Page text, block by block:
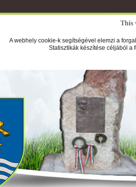
This
A webhely cookie-k segítségével elemzi a
Statisztikák készítése céljából a